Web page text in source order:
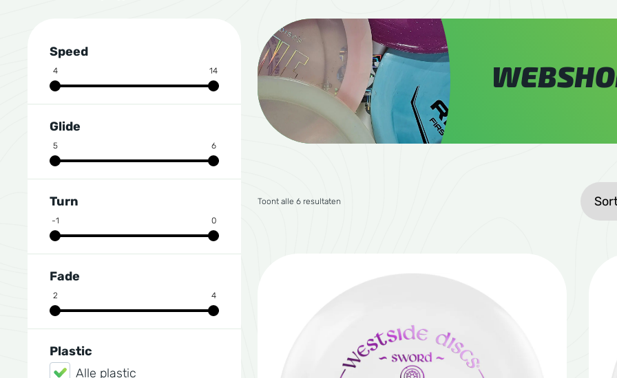
Speed
4 14
Glide
5 6
Turn
-1 0
Fade
2 4
Plastic
Alle plastic
Toont alle 6 resultatenGesorteerd op gemiddelde waardering